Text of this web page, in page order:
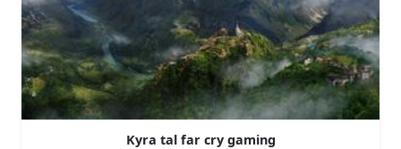
Kyra tal far cry gaming